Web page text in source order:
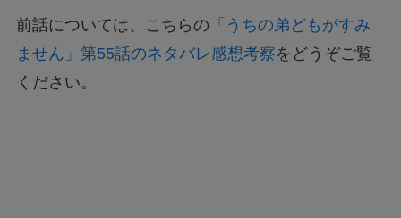
前話については、こちらの 「うちの弟どもがすみ
ません」第55話のネタバレ感想考察をどうぞご覧
ください。